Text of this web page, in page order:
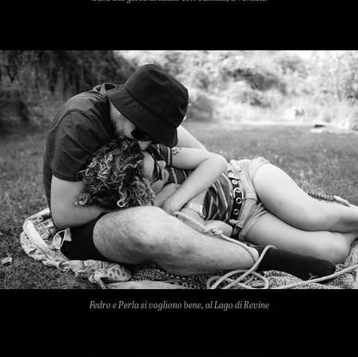
Fedro e Perla si vogliono bene, al Lago di Revine